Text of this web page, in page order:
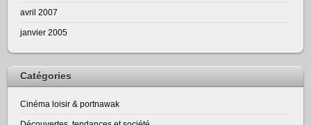
avril 2007
janvier 2005
Catégories
Cinéma loisir & portnawak